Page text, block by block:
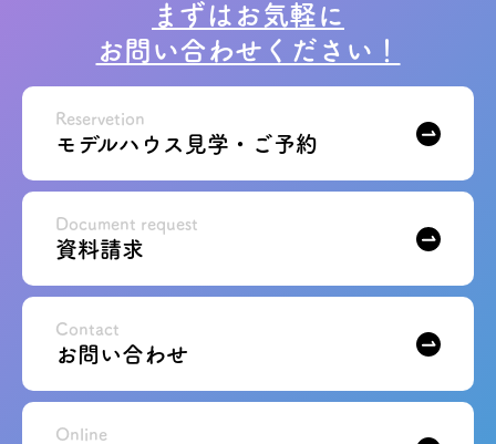
まずはお気軽に
お問い合わせください！
モデルハウス見学・ご予約
Reservetion
資料請求
Document request
お問い合わせ
Contact
Online